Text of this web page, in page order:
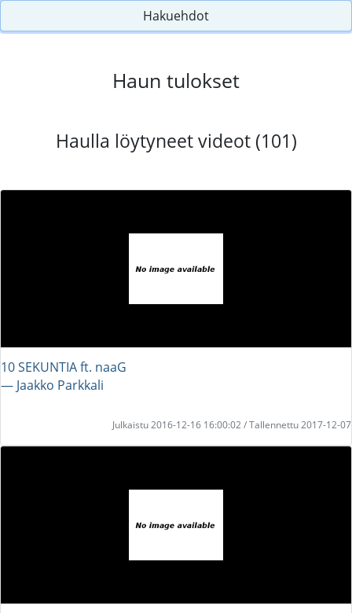
Hakuehdot
Haun tulokset
Haulla löytyneet videot (101)
10 SEKUNTIA ft. naaG
― Jaakko Parkkali
Julkaistu 2016-12-16 16:00:02 / Tallennettu 2017-12-07